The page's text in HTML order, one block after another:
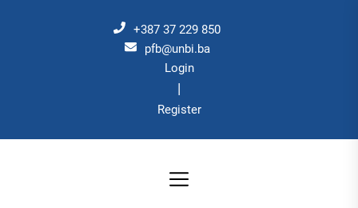
+387 37 229 850
pfb@unbi.ba
Login
|
Register